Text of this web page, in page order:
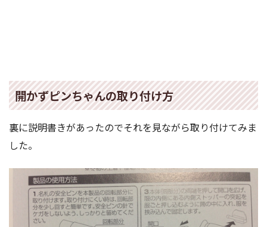
開かずピンちゃんの取り付け方
裏に説明書きがあったのでそれを見ながら取り付けてみま
した。